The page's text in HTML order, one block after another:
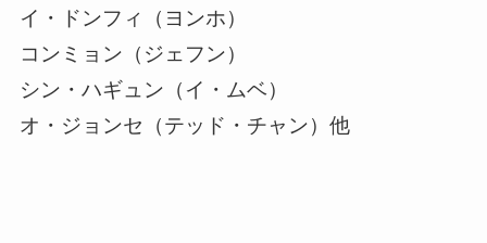
イ・ドンフィ（ヨンホ）
コンミョン（ジェフン）
シン・ハギュン（イ・ムベ）
オ・ジョンセ（テッド・チャン）他